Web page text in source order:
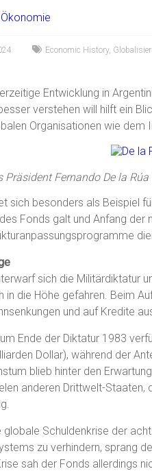
Ökonomie
Economic History,
Entwicklung in
verstehen will hilft ein
Organisationen wie dem
Präsident Fernando De la
sich besonders als Beispiel
Fonds galt und Anfang
sich die Militärdiktatur
in die Höhe gefahren. Beim
und auf Kredite
Ende der Diktatur 1983
Dollar), während der
blieb hinter den
anderen Drittwelt-
globale Schuldenkrise der
zu verhindern, sprang
sah der Fonds allerdings